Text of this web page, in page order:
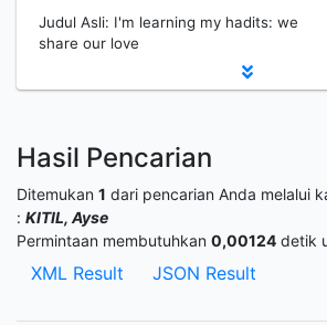
Judul Asli: I'm learning my hadits: we
share our love
Hasil Pencarian
Ditemukan 1 dari pencarian Anda melalui
: KITIL, Ayse
Permintaan membutuhkan 0,00124 detik
XML Result JSON Result